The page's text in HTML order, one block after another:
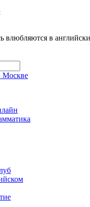
влюбляются в
Москве